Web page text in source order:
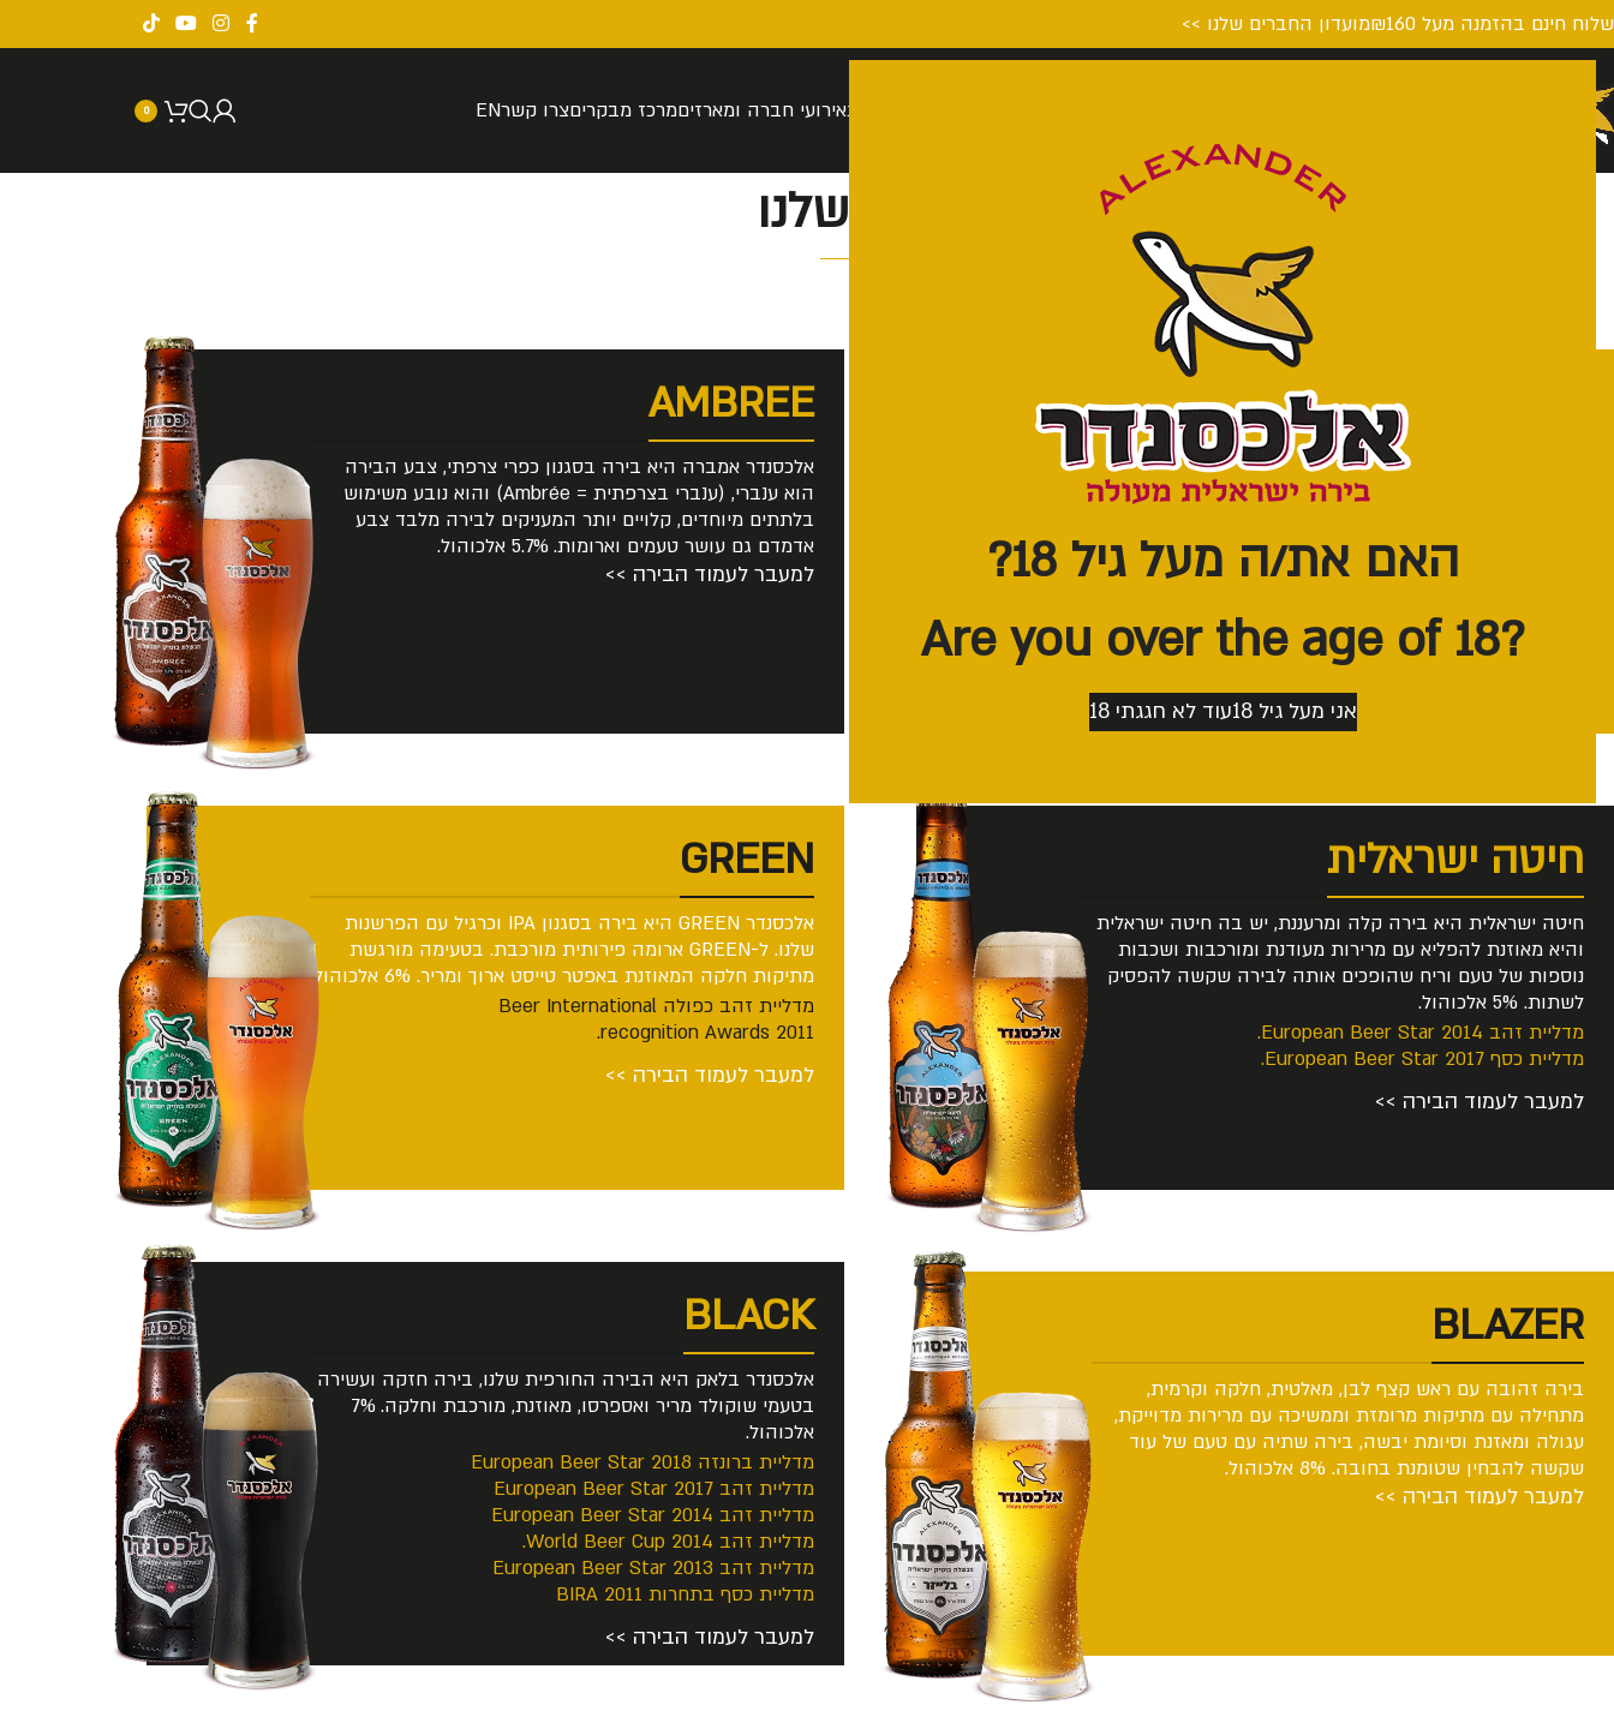
האם את/ה מעל גיל 18?
?Are you over the age of 18
אני מעל גיל 18 עוד לא חגגתי 18
חינם בהזמנה מעל ₪160 מועדון החברים שלנו >>
חנותאירועי חברה ומארזיםמרכז מבקריםצרו קשרEN
0
הבירות שלנו
אלכסנדר בלונד היא פרשנות שלנו על סגנון ה- BLONDE
הבלגי, בהגשה יותר קלילה ופחות אלכוהולית המתאימה למזג
בין מרירות למתיקות. 5.3% אלכוהול.
למעבר לעמוד הבירה >>
AMBREE
אלכסנדר אמברה היא בירה בסגנון כפרי צרפתי, צבע הבירה
הוא ענברי, (ענברי בצרפתית = Ambrée) והוא נובע משימוש
בלתתים מיוחדים, קלויים יותר המעניקים לבירה מלבד צבע
אדמדם גם עושר טעמים וארומות. 5.7% אלכוהול.
למעבר לעמוד הבירה >>
חיטה ישראלית
חיטה ישראלית היא בירה קלה ומרעננת, יש בה חיטה ישראלית
והיא מאוזנת להפליא עם מרירות מעודנת ומורכבות ושכבות
נוספות של טעם וריח שהופכים אותה לבירה שקשה להפסיק
לשתות. 5% אלכוהול.
מדליית זהב European Beer Star 2014.
מדליית כסף European Beer Star 2017.
למעבר לעמוד הבירה >>
GREEN
אלכסנדר GREEN היא בירה בסגנון IPA וכרגיל עם הפרשנות
שלנו. ל-GREEN ארומה פירותית מורכבת. בטעימה מורגשת
מתיקות חלקה המאוזנת באפטר טייסט ארוך ומריר. 6% אלכוהול.
מדליית זהב כפולה Beer International
recognition Awards 2011.
למעבר לעמוד הבירה >>
BLAZER
בירה זהובה עם ראש קצף לבן, מאלטית, חלקה וקרמית,
מתחילה עם מתיקות מרומזת וממשיכה עם מרירות מדוייקת,
עגולה ומאזנת וסיומת יבשה, בירה שתיה עם טעם של עוד
שקשה להבחין שטומנת בחובה. 8% אלכוהול.
למעבר לעמוד הבירה >>
BLACK
אלכסנדר בלאק היא הבירה החורפית שלנו, בירה חזקה ועשירה
בטעמי שוקולד מריר ואספרסו, מאוזנת, מורכבת וחלקה. 7%
אלכוהול.
מדליית ברונזה European Beer Star 2018
מדליית זהב European Beer Star 2017
מדליית זהב European Beer Star 2014
מדליית זהב World Beer Cup 2014.
מדליית זהב European Beer Star 2013
מדליית כסף בתחרות BIRA 2011
למעבר לעמוד הבירה >>